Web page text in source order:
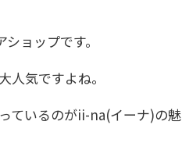
ョップです。
気ですよね。
ているのがii-na(イーナ)の魅